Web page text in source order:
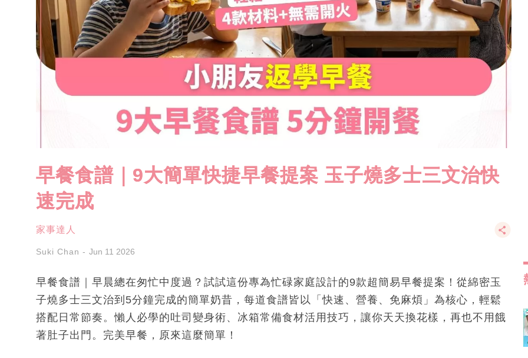
早餐食譜｜9大簡單快捷早餐提案 玉子燒多士三文治快
速完成
家事達人
Suki Chan Jun 11 2026
早餐食譜｜早晨總在匆忙中度過？試試這份專為忙碌家庭設計的9款超簡易早餐提案！從綿密玉
子燒多士三文治到5分鐘完成的簡單奶昔，每道食譜皆以「快速、營養、免麻煩」為核心，輕鬆
搭配日常節奏。懶人必學的吐司變身術、冰箱常備食材活用技巧，讓你天天換花樣，再也不用餓
著肚子出門。完美早餐，原來這麼簡單！